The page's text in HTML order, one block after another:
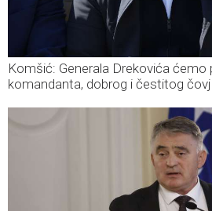
Komšić: Generala Drekovića
komandanta, dobrog i čestitog